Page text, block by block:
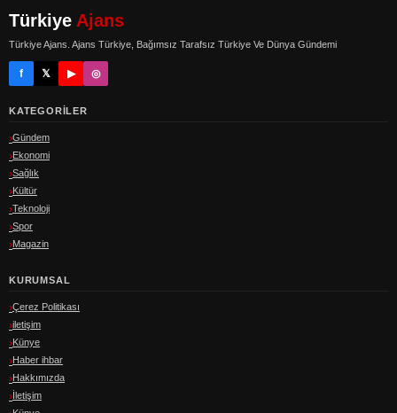
Türkiye Ajans
Türkiye Ajans. Ajans Türkiye, Bağımsız Tarafsız Türkiye Ve Dünya Gündemi
f 𝕏 ▶ ◎
KATEGORILER
Gündem
Ekonomi
Sağlık
Kültür
Teknoloji
Spor
Magazin
KURUMSAL
Çerez Politikası
iletişim
Künye
Haber ihbar
Hakkımızda
İletişim